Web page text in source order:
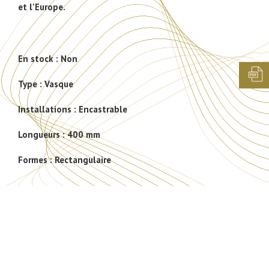
et l’Europe.
En stock : Non
Type :Vasque
Installations :Encastrable
Longueurs :400 mm
Formes :Rectangulaire